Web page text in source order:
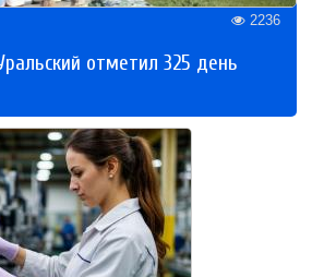
2236
отметил 325 день